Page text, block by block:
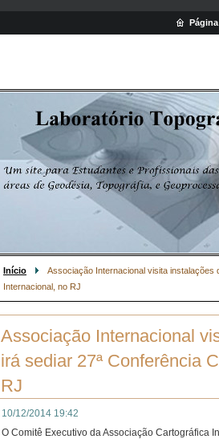
Início
Associação Internacional visita instalações
Internacional, no RJ
Associação Internacional
irá sediar 27ª Conferência
RJ
10/12/2014 19:42
O Comitê Executivo da Associação Cartográfica